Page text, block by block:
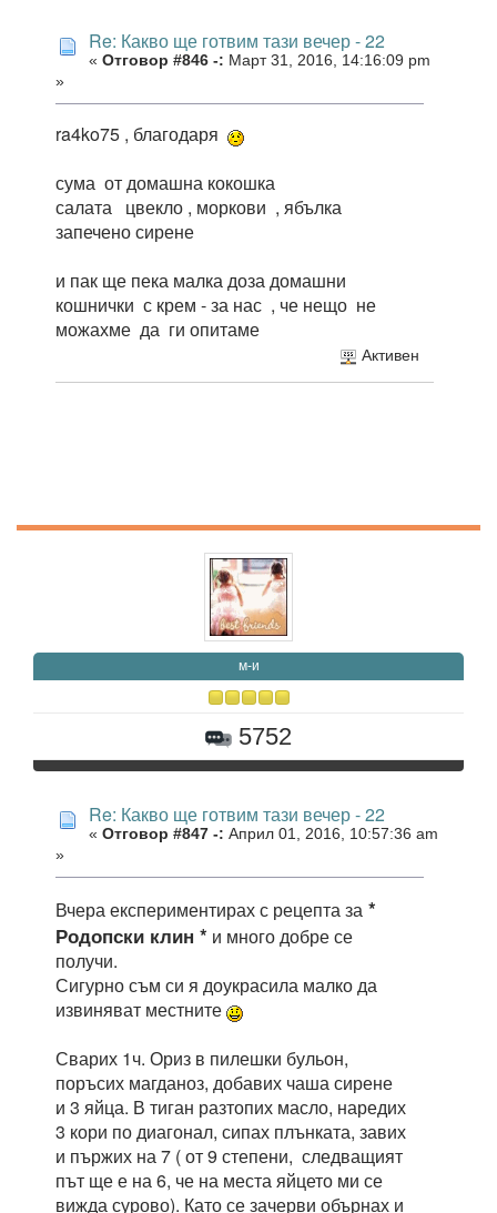
Re: Какво ще готвим тази вечер - 22
« Отговор #846 -: Март 31, 2016, 14:16:09 pm
»
ra4ko75 , благодаря
сума от домашна кокошка
салата цвекло , моркови , ябълка
запечено сирене
и пак ще пека малка доза домашни
кошнички с крем - за нас , че нещо не
можахме да ги опитаме
Активен
м-и
5752
Re: Какво ще готвим тази вечер - 22
« Отговор #847 -: Април 01, 2016, 10:57:36 am
»
Вчера експериментирах с рецепта за *
Родопски клин * и много добре се
получи.
Сигурно съм си я доукрасила малко да
извиняват местните
Сварих 1ч. Ориз в пилешки бульон,
поръсих магданоз, добавих чаша сирене
и 3 яйца. В тиган разтопих масло, наредих
3 кори по диагонал, сипах плънката, завих
и пържих на 7 ( от 9 степени, следващият
път ще е на 6, че на места яйцето ми се
вижда сурово). Като се зачерви обърнах и